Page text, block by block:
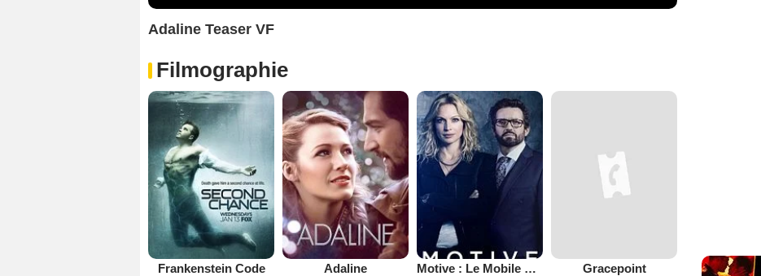
Adaline Teaser VF
Filmographie
Frankenstein Code Adaline Motive : Le Mobile du Crime Gracepoint